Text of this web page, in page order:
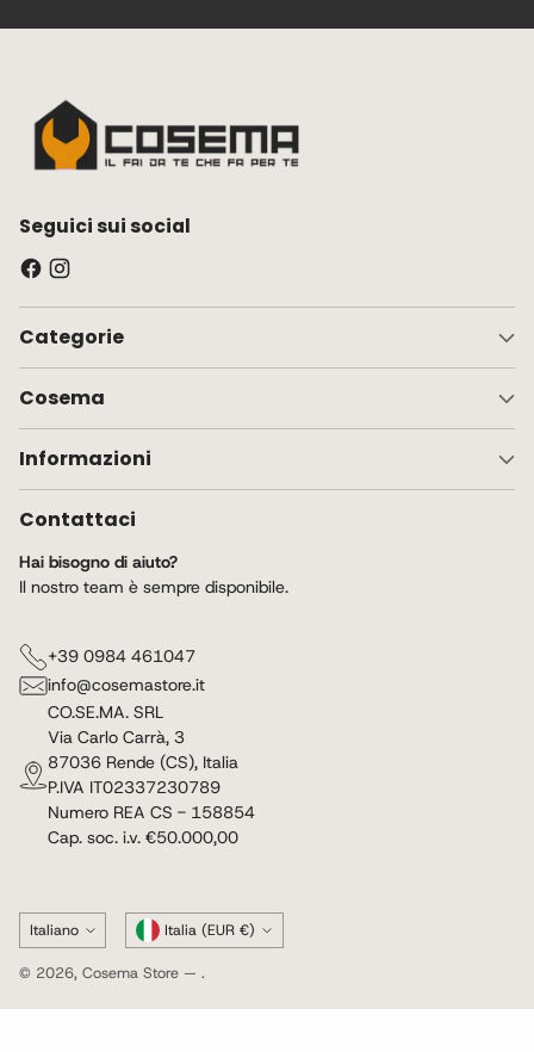
Seguici sui social
Categorie
Cosema
Informazioni
Contattaci
Hai bisogno di aiuto?
Il nostro team è sempre disponibile.
+39 0984 461047
info@cosemastore.it
CO.SE.MA. SRL
Via Carlo Carrà, 3
87036 Rende (CS), Italia
P.IVA IT02337230789
Numero REA CS - 158854
Cap. soc. i.v. €50.000,00
Lingua
Italiano Valuta Italia (EUR €)
© 2026, Cosema Store — .